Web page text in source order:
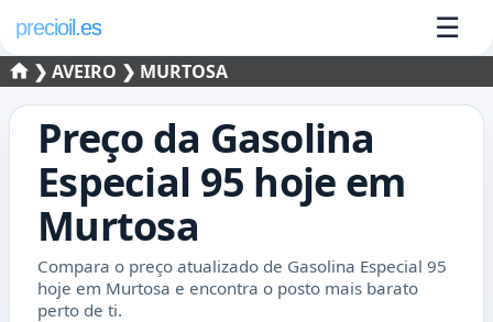
precioil.es ☰
❯AVEIRO ❯ MURTOSA
Preço da Gasolina
Especial 95 hoje em
Murtosa
Compara o preço atualizado de Gasolina Especial 95
hoje em Murtosa e encontra o posto mais barato
perto de ti.